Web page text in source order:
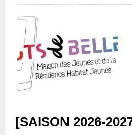
[SAISON 2026-